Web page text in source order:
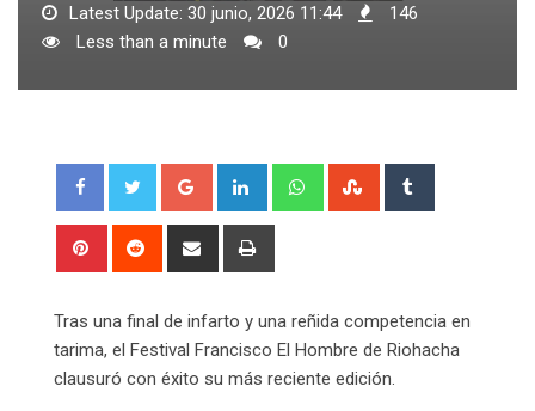
Latest Update: 30 junio, 2026 11:44
146
Less than a minute
0
Google+ LinkedIn WhatsappStumbleUpon
Pinterest Reddit
Share
Tras una final de infarto y una reñida competencia en
tarima, el Festival Francisco El Hombre de Riohacha
clausuró con éxito su más reciente edición.